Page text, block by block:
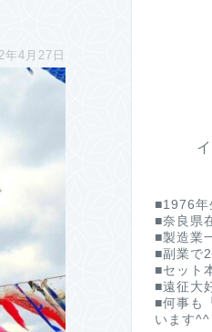
年4月27日
■1976年
■奈良県
■製造業
■副業で
■セット
■遠征大
■何事も
います^^